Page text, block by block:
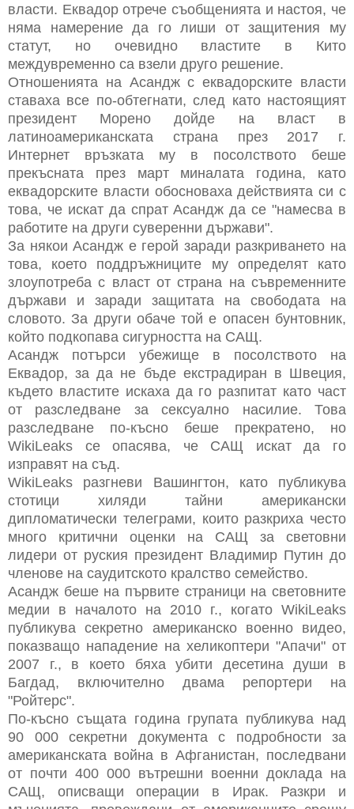
власти. Еквадор отрече съобщенията и настоя, че
няма намерение да го лиши от защитения му
статут, но очевидно властите в Кито
междувременно са взели друго решение.
Отношенията на Асандж с еквадорските власти
ставаха все по-обтегнати, след като настоящият
президент Морено дойде на власт в
латиноамериканската страна през 2017 г.
Интернет връзката му в посолството беше
прекъсната през март миналата година, като
еквадорските власти обосноваха действията си с
това, че искат да спрат Асандж да се "намесва в
работите на други суверенни държави".
За някои Асандж е герой заради разкриването на
това, което поддръжниците му определят като
злоупотреба с власт от страна на съвременните
държави и заради защитата на свободата на
словото. За други обаче той е опасен бунтовник,
който подкопава сигурността на САЩ.
Асандж потърси убежище в посолството на
Еквадор, за да не бъде екстрадиран в Швеция,
където властите искаха да го разпитат като част
от разследване за сексуално насилие. Това
разследване по-късно беше прекратено, но
WikiLeaks се опасява, че САЩ искат да го
изправят на съд.
WikiLeaks разгневи Вашингтон, като публикува
стотици хиляди тайни американски
дипломатически телеграми, които разкриха често
много критични оценки на САЩ за световни
лидери от руския президент Владимир Путин до
членове на саудитското кралство семейство.
Асандж беше на първите страници на световните
медии в началото на 2010 г., когато WikiLeaks
публикува секретно американско военно видео,
показващо нападение на хеликоптери "Апачи" от
2007 г., в което бяха убити десетина души в
Багдад, включително двама репортери на
"Ройтерс".
По-късно същата година групата публикува над
90 000 секретни документа с подробности за
американската война в Афганистан, последвани
от почти 400 000 вътрешни военни доклада на
САЩ, описващи операции в Ирак. Разкри и